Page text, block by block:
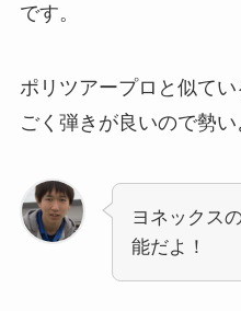
です。
ポリツアープロと似て
ごく弾きが良いので勢い
ヨネックス
能だよ！